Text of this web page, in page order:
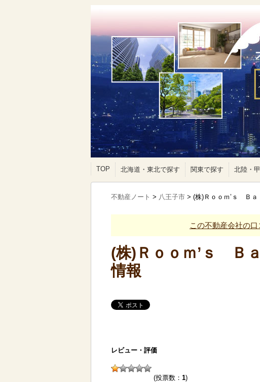
TOP 北海道・東北で探す 関東で探す 北陸・
不動産ノート > 八王子市 > (株)Ｒｏｏｍ’ｓ Ｂａ
この不動産会社の
(株)Ｒｏｏｍ’ｓ Ｂ
情報
レビュー・評価
(投票数： 1)